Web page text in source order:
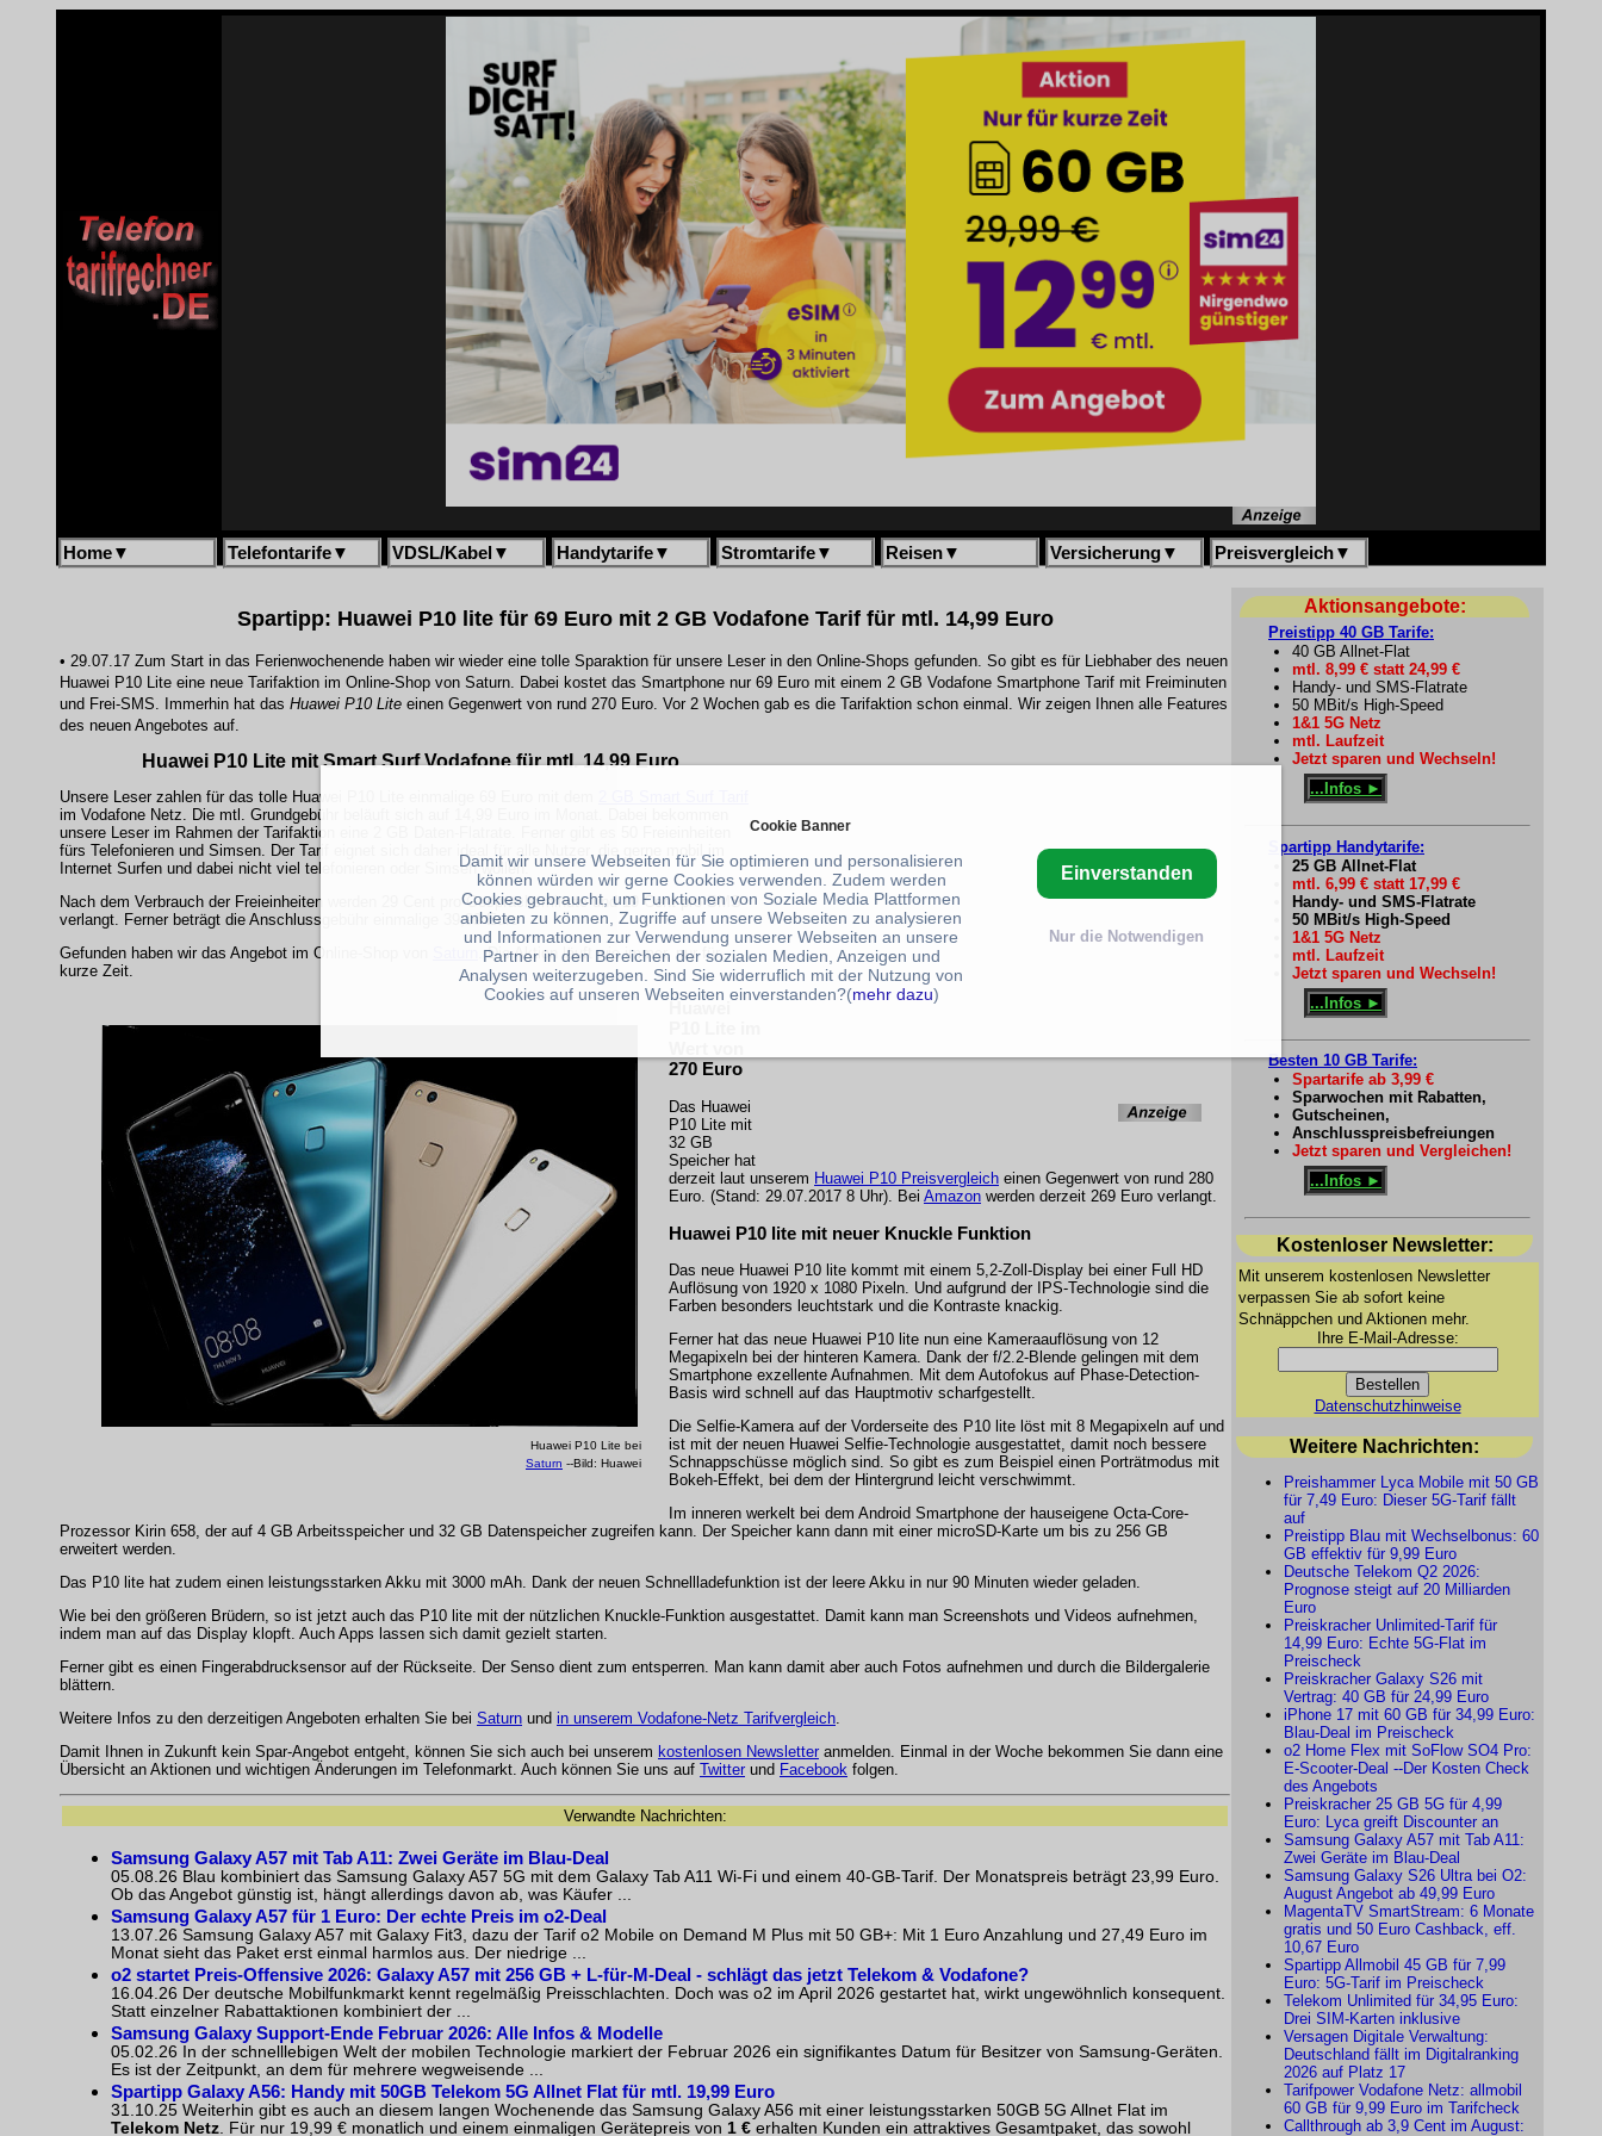
Home▼ Telefontarife▼ VDSL/Kabel ▼ Handytarife▼ Stromtarife▼ Reisen▼ Versicherung▼ Preisvergleich▼
Spartipp: Huawei P10 lite für 69 Euro mit 2 GB Vodafone Tarif für mtl. 14,99 Euro
• 29.07.17 Zum Start in das Ferienwochenende haben wir wieder eine tolle Sparaktion für unsere Leser in den Online-Shops gefunden. So gibt es für Liebhaber des neuen
Huawei P10 Lite eine neue Tarifaktion im Online-Shop von Saturn. Dabei kostet das Smartphone nur 69 Euro mit einem 2 GB Vodafone Smartphone Tarif mit Freiminuten
und Frei-SMS. Immerhin hat das Huawei P10 Lite einen Gegenwert von rund 270 Euro. Vor 2 Wochen gab es die Tarifaktion schon einmal. Wir zeigen Ihnen alle Features
des neuen Angebotes auf.
Huawei P10 Lite mit Smart Surf Vodafone für mtl. 14,99 Euro
Unsere Leser zahlen für das tolle Huawei P10 Lite einmalige 69 Euro mit dem
im Vodafone Netz. Die mtl. Grundgebühr beläuft sich auf 14,99 Euro im Monat. Dabei bekommen
unsere Leser im Rahmen der Tarifaktion eine 2 GB Daten-Flatrate. Ferner gibt es 50 Freieinheiten
fürs Telefonieren und Simsen. Der Tarif eignet sich daher ideal für alle Nutzer, die gerne mobil im
Internet Surfen und dabei nicht viel telefonieren oder Simsen wollen.
Nach dem Verbrauch der Freieinheiten werden 29 Cent pro Gesprächsminute und 19 Cent pro SMS
verlangt. Ferner beträgt die Anschlussgebühr einmalige 39,99 Euro
Gefunden haben wir das Angebot im Online-Shop von
. Die Aktion läuft wie immer, nur für
kurze Zeit.
Huawei P10 Lite bei
Saturn --Bild: Huawei
270 Euro
Das Huawei
P10 Lite mit
32 GB
Speicher hat
derzeit laut unserem Huawei P10 Preisvergleich einen Gegenwert von rund 280
Euro. (Stand: 29.07.2017 8 Uhr). Bei Amazon werden derzeit 269 Euro verlangt.
Huawei P10 lite mit neuer Knuckle Funktion
Das neue Huawei P10 lite kommt mit einem 5,2-Zoll-Display bei einer Full HD
Auflösung von 1920 x 1080 Pixeln. Und aufgrund der IPS-Technologie sind die
Farben besonders leuchtstark und die Kontraste knackig.
Ferner hat das neue Huawei P10 lite nun eine Kameraauflösung von 12
Megapixeln bei der hinteren Kamera. Dank der f/2.2-Blende gelingen mit dem
Smartphone exzellente Aufnahmen. Mit dem Autofokus auf Phase-Detection-
Basis wird schnell auf das Hauptmotiv scharfgestellt.
Die Selfie-Kamera auf der Vorderseite des P10 lite löst mit 8 Megapixeln auf und
ist mit der neuen Huawei Selfie-Technologie ausgestattet, damit noch bessere
Schnappschüsse möglich sind. So gibt es zum Beispiel einen Porträtmodus mit
Bokeh-Effekt, bei dem der Hintergrund leicht verschwimmt.
Im inneren werkelt bei dem Android Smartphone der hauseigene Octa-Core-
Prozessor Kirin 658, der auf 4 GB Arbeitsspeicher und 32 GB Datenspeicher zugreifen kann. Der Speicher kann dann mit einer microSD-Karte um bis zu 256 GB
erweitert werden.
Das P10 lite hat zudem einen leistungsstarken Akku mit 3000 mAh. Dank der neuen Schnellladefunktion ist der leere Akku in nur 90 Minuten wieder geladen.
Wie bei den größeren Brüdern, so ist jetzt auch das P10 lite mit der nützlichen Knuckle-Funktion ausgestattet. Damit kann man Screenshots und Videos aufnehmen,
indem man auf das Display klopft. Auch Apps lassen sich damit gezielt starten.
Ferner gibt es einen Fingerabdrucksensor auf der Rückseite. Der Senso dient zum entsperren. Man kann damit aber auch Fotos aufnehmen und durch die Bildergalerie
blättern.
Weitere Infos zu den derzeitigen Angeboten erhalten Sie bei Saturn und in unserem Vodafone-Netz Tarifvergleich
Damit Ihnen in Zukunft kein Spar-Angebot entgeht, können Sie sich auch bei unserem kostenlosen Newsletter anmelden. Einmal in der Woche bekommen Sie dann eine
Übersicht an Aktionen und wichtigen Änderungen im Telefonmarkt. Auch können Sie uns auf Twitter und Facebook folgen.
Verwandte Nachrichten:
Samsung Galaxy A57 mit Tab A11: Zwei Geräte im Blau-Deal
05.08.26 Blau kombiniert das Samsung Galaxy A57 5G mit dem Galaxy Tab A11 Wi-Fi und einem 40-GB-Tarif. Der Monatspreis beträgt 23,99 Euro.
Ob das Angebot günstig ist, hängt allerdings davon ab, was Käufer ...
Samsung Galaxy A57 für 1 Euro: Der echte Preis im o2-Deal
13.07.26 Samsung Galaxy A57 mit Galaxy Fit3, dazu der Tarif o2 Mobile on Demand M Plus mit 50 GB+: Mit 1 Euro Anzahlung und 27,49 Euro im
Monat sieht das Paket erst einmal harmlos aus. Der niedrige ...
o2 startet Preis-Offensive 2026: Galaxy A57 mit 256 GB + L-für-M-Deal - schlägt das jetzt Telekom & Vodafone?
16.04.26 Der deutsche Mobilfunkmarkt kennt regelmäßig Preisschlachten. Doch was o2 im April 2026 gestartet hat, wirkt ungewöhnlich konsequent.
Statt einzelner Rabattaktionen kombiniert der ...
Samsung Galaxy Support-Ende Februar 2026: Alle Infos & Modelle
05.02.26 In der schnelllebigen Welt der mobilen Technologie markiert der Februar 2026 ein signifikantes Datum für Besitzer von Samsung-Geräten.
Es ist der Zeitpunkt, an dem für mehrere wegweisende ...
Spartipp Galaxy A56: Handy mit 50GB Telekom 5G Allnet Flat für mtl. 19,99 Euro
31.10.25 Weiterhin gibt es auch an diesem langen Wochenende das Samsung Galaxy A56 mit einer leistungsstarken 50GB 5G Allnet Flat im
Telekom Netz. Für nur 19,99 € monatlich und einem einmaligen Gerätepreis von 1 € erhalten Kunden ein attraktives Gesamtpaket, das sowohl
Aktionsangebote:
Preistipp 40 GB Tarife:
40 GB Allnet-Flat
mtl. 8,99 € statt 24,99 €
Handy- und SMS-Flatrate
50 MBit/s High-Speed
1&1 5G Netz
mtl. Laufzeit
Jetzt sparen und Wechseln!
...Infos ►
Spartipp Handytarife:
25 GB Allnet-Flat
mtl. 6,99 € statt 17,99 €
Handy- und SMS-Flatrate
50 MBit/s High-Speed
1&1 5G Netz
mtl. Laufzeit
Jetzt sparen und Wechseln!
...Infos ►
Besten 10 GB Tarife:
Spartarife ab 3,99 €
Sparwochen mit Rabatten,
Gutscheinen,
Anschlusspreisbefreiungen
Jetzt sparen und Vergleichen!
...Infos ►
Kostenloser Newsletter:
Mit unserem kostenlosen Newsletter
verpassen Sie ab sofort keine
Schnäppchen und Aktionen mehr.
Ihre E-Mail-Adresse:
Datenschutzhinweise
Weitere Nachrichten:
Preishammer Lyca Mobile mit 50 GB
für 7,49 Euro: Dieser 5G-Tarif fällt
auf
Preistipp Blau mit Wechselbonus: 60
GB effektiv für 9,99 Euro
Deutsche Telekom Q2 2026:
Prognose steigt auf 20 Milliarden
Euro
Preiskracher Unlimited-Tarif für
14,99 Euro: Echte 5G-Flat im
Preischeck
Preiskracher Galaxy S26 mit
Vertrag: 40 GB für 24,99 Euro
iPhone 17 mit 60 GB für 34,99 Euro:
Blau-Deal im Preischeck
o2 Home Flex mit SoFlow SO4 Pro:
E-Scooter-Deal --Der Kosten Check
des Angebots
Preiskracher 25 GB 5G für 4,99
Euro: Lyca greift Discounter an
Samsung Galaxy A57 mit Tab A11:
Zwei Geräte im Blau-Deal
Samsung Galaxy S26 Ultra bei O2:
August Angebot ab 49,99 Euro
MagentaTV SmartStream: 6 Monate
gratis und 50 Euro Cashback, eff.
10,67 Euro
Spartipp Allmobil 45 GB für 7,99
Euro: 5G-Tarif im Preischeck
Telekom Unlimited für 34,95 Euro:
Drei SIM-Karten inklusive
Versagen Digitale Verwaltung:
Deutschland fällt im Digitalranking
2026 auf Platz 17
Tarifpower Vodafone Netz: allmobil
60 GB für 9,99 Euro im Tarifcheck
Callthrough ab 3,9 Cent im August:
Cookie Banner
Damit wir unsere Webseiten für Sie optimieren und personalisieren
können würden wir gerne Cookies verwenden. Zudem werden
Cookies gebraucht, um Funktionen von Soziale Media Plattformen
anbieten zu können, Zugriffe auf unsere Webseiten zu analysieren
und Informationen zur Verwendung unserer Webseiten an unsere
Partner in den Bereichen der sozialen Medien, Anzeigen und
Analysen weiterzugeben. Sind Sie widerruflich mit der Nutzung von
Cookies auf unseren Webseiten einverstanden?(mehr dazu)
Einverstanden
Nur die Notwendigen